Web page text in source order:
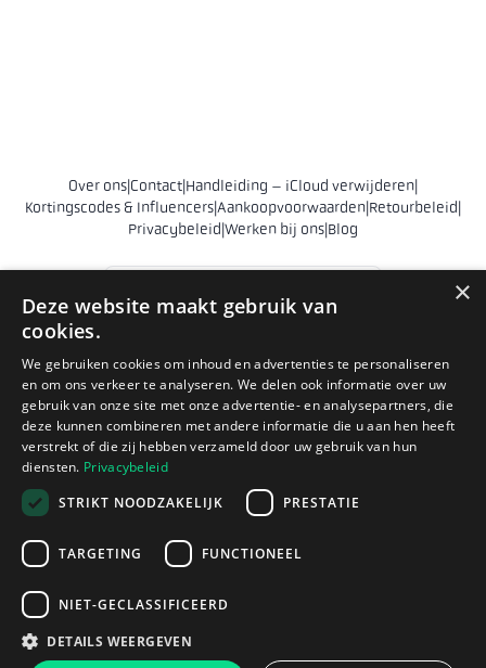
Over ons|Contact|Handleiding – iCloud verwijderen|
Kortingscodes & Influencers|Aankoopvoorwaarden|Retourbeleid|
Privacybeleid|Werken bij ons|Blog
Sankt Eriksgatan 28
112 39 Stockholm
Zweden
Bedrijfsnr. 556839-9231
+46 10 551 5854 (english)· Werkdagen 8:30–16:30
Phonehero AB is een Zweeds bedrijf dat in Zweden is geregistreerd
(registratienummer 556839-9231) en webwinkels exploiteert in
met het Zweedse ondernemingsrecht en de consumentenwetgeving
×
Deze website maakt gebruik van
cookies.
We gebruiken cookies om inhoud en advertenties te personaliseren
en om ons verkeer te analyseren. We delen ook informatie over uw
gebruik van onze site met onze advertentie- en analysepartners, die
deze kunnen combineren met andere informatie die u aan hen heeft
verstrekt of die zij hebben verzameld door uw gebruik van hun
diensten. Privacybeleid
STRIKT NOODZAKELIJK
PRESTATIE
TARGETING FUNCTIONEEL
NIET-GECLASSIFICEERD
DETAILS WEERGEVEN